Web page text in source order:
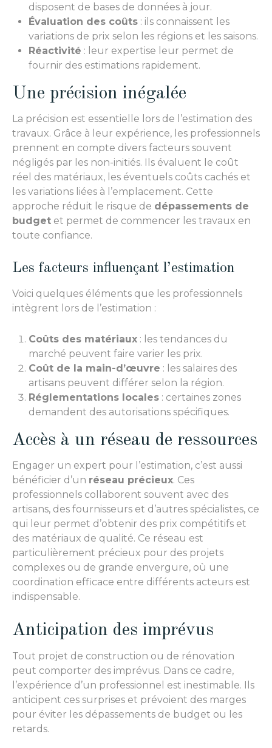
disposent de bases de données à jour.
Évaluation des coûts : ils connaissent les
variations de prix selon les régions et les saisons.
Réactivité : leur expertise leur permet de
fournir des estimations rapidement.
Une précision inégalée
La précision est essentielle lors de l’estimation des
travaux. Grâce à leur expérience, les professionnels
prennent en compte divers facteurs souvent
négligés par les non-initiés. Ils évaluent le coût
réel des matériaux, les éventuels coûts cachés et
les variations liées à l’emplacement. Cette
approche réduit le risque de dépassements de
budget et permet de commencer les travaux en
toute confiance.
Les facteurs influençant l’estimation
Voici quelques éléments que les professionnels
intègrent lors de l’estimation :
Coûts des matériaux : les tendances du
marché peuvent faire varier les prix.
Coût de la main-d’œuvre : les salaires des
artisans peuvent différer selon la région.
Réglementations locales : certaines zones
demandent des autorisations spécifiques.
Accès à un réseau de ressources
Engager un expert pour l’estimation, c’est aussi
bénéficier d’un réseau précieux. Ces
professionnels collaborent souvent avec des
artisans, des fournisseurs et d’autres spécialistes, ce
qui leur permet d’obtenir des prix compétitifs et
des matériaux de qualité. Ce réseau est
particulièrement précieux pour des projets
complexes ou de grande envergure, où une
coordination efficace entre différents acteurs est
indispensable.
Anticipation des imprévus
Tout projet de construction ou de rénovation
peut comporter des imprévus. Dans ce cadre,
l’expérience d’un professionnel est inestimable. Ils
anticipent ces surprises et prévoient des marges
pour éviter les dépassements de budget ou les
retards.